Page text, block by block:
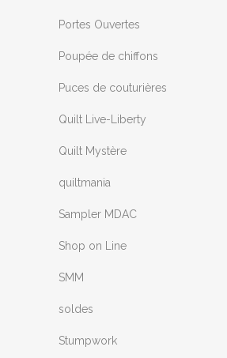
Portes Ouvertes
Poupée de chiffons
Puces de couturières
Quilt Live-Liberty
Quilt Mystère
quiltmania
Sampler MDAC
Shop on Line
SMM
soldes
Stumpwork